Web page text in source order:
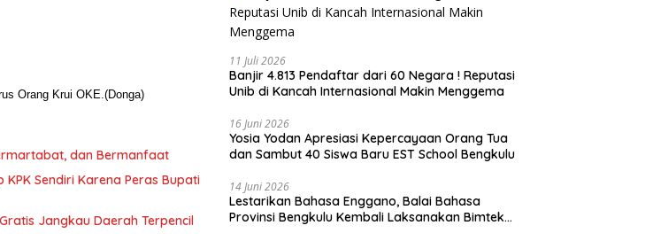
Orang Krui OKE.(Donga)
dan Bermanfaat
Sendiri Karena Peras Bupati
Jangkau Daerah Terpencil
11 Juli 2026
Banjir 4.813 Pendaftar dari 60 Negara ! Reputasi
Unib di Kancah Internasional Makin Menggema
16 Juni 2026
‎Yosia Yodan Apresiasi Kepercayaan Orang Tua
dan Sambut 40 Siswa Baru EST School Bengkulu
14 Juni 2026
Lestarikan Bahasa Enggano, Balai Bahasa
Provinsi Bengkulu Kembali Laksanakan Bimtek